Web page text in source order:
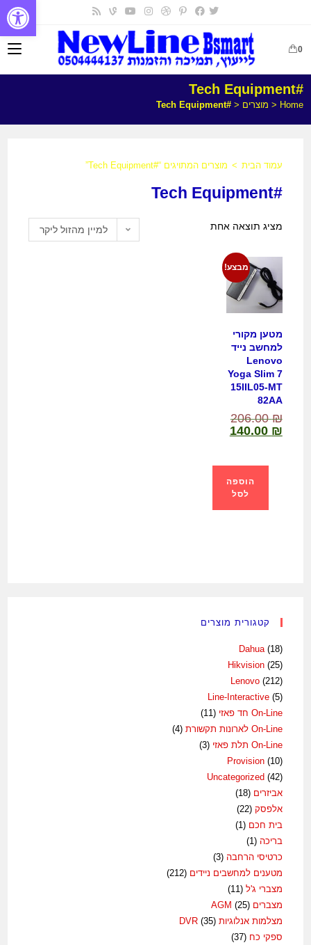
0
#Tech Equipment
Home
< מוצרים <
#Tech Equipment
עמוד הבית > מוצרים המתויגים “#Tech Equipment”
#Tech Equipment
מציג תוצאה אחת למיין מהזול ליקר
מבצע!
מטען מקורי
למחשב נייד
Lenovo
Yoga Slim 7
15IIL05-MT
82AA
206.00₪
140.00 ₪
הוספה
לסל
קטגורית מוצרים
Dahua (18)
Hikvision (25)
Lenovo (212)
Line-Interactive (5)
On-Line חד פאזי
(11)
On-Line לארונות תקשורת
(4)
On-Line תלת פאזי
(3)
Provision (10)
Uncategorized (42)
אביזרים (18)
אלפסק (22)
בית חכם (1)
בריכה (1)
כרטיסי הרחבה (3)
מטענים למחשבים ניידים (212)
מצברי ג'ל (11)
מצברים AGM(25)
מצלמות אנלוגיות DVR(35)
ספקי כח (37)